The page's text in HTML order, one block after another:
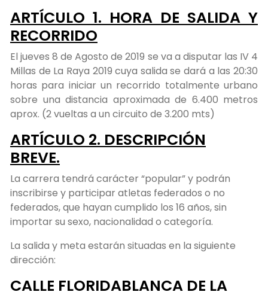
ARTÍCULO 1. HORA DE SALIDA Y
RECORRIDO
El jueves 8 de Agosto de 2019 se va a disputar las IV 4
Millas de La Raya 2019 cuya salida se dará a las 20:30
horas para iniciar un recorrido totalmente urbano
sobre una distancia aproximada de 6.400 metros
aprox. (2 vueltas a un circuito de 3.200 mts)
ARTÍCULO 2. DESCRIPCIÓN
BREVE.
La carrera tendrá carácter “popular” y podrán
inscribirse y participar atletas federados o no
federados, que hayan cumplido los 16 años, sin
importar su sexo, nacionalidad o categoría.
La salida y meta estarán situadas en la siguiente
dirección:
CALLE FLORIDABLANCA DE LA